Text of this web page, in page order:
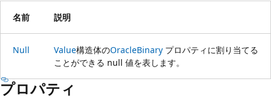
名前 説明
Null Value構造体のOracleBinary プロパティに割り当てる
ことができる null 値を表します。
プロパティ